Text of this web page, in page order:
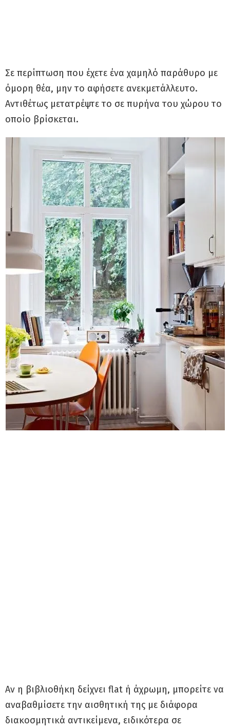
Σε περίπτωση που έχετε ένα χαμηλό παράθυρο με
όμορη θέα, μην το αφήσετε ανεκμετάλλευτο.
Αντιθέτως μετατρέψτε το σε πυρήνα του χώρου το
οποίο βρίσκεται.
Αν η βιβλιοθήκη δείχνει flat ή άχρωμη, μπορείτε να
αναβαθμίσετε την αισθητική της με διάφορα
διακοσμητικά αντικείμενα, ειδικότερα σε